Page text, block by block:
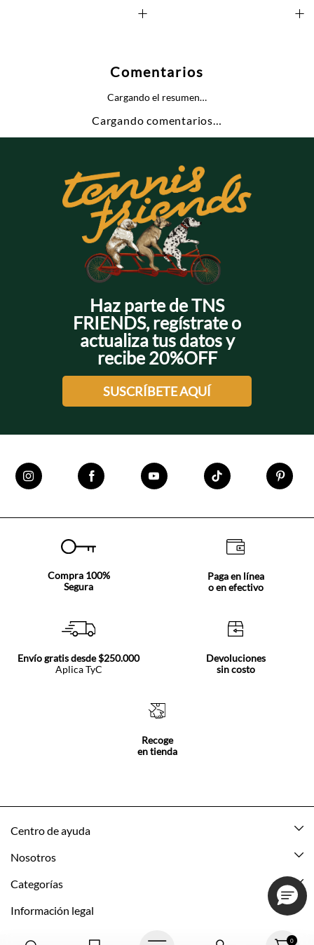
0
+ +
Comentarios
Cargando el resumen…
Cargando comentarios…
Haz parte de TNS
FRIENDS, regístrate o
actualiza tus datos y
recibe 20%OFF
SUSCRÍBETE AQUÍ
Compra 100%
Segura
Paga en línea
o en efectivo
Envío gratis desde $250.000
Aplica TyC
Devoluciones
sin costo
Recoge
en tienda
Centro de ayuda
Mis pedidos
Nosotros
Acerca de Tennis
Categorías
Nuevo
Información legal